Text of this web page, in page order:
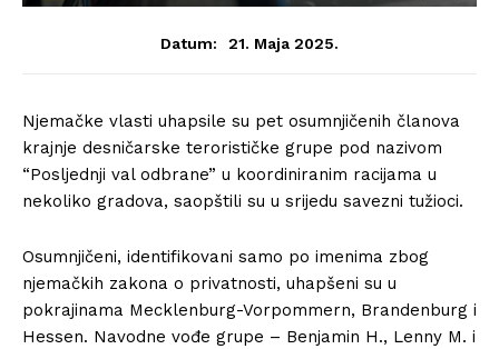
Datum: 21. Maja 2025.
Njemačke vlasti uhapsile su pet osumnjičenih članova
krajnje desničarske terorističke grupe pod nazivom
“Posljednji val odbrane” u koordiniranim racijama u
nekoliko gradova, saopštili su u srijedu savezni tužioci.
Osumnjičeni, identifikovani samo po imenima zbog
njemačkih zakona o privatnosti, uhapšeni su u
pokrajinama Mecklenburg-Vorpommern, Brandenburg i
Hessen. Navodne vođe grupe – Benjamin H., Lenny M. i